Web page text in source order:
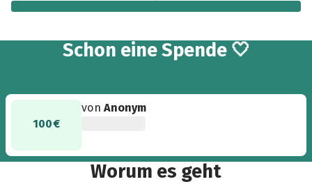
Schon eine Spende 🤍
100 €
vonAnonym
Worum es geht